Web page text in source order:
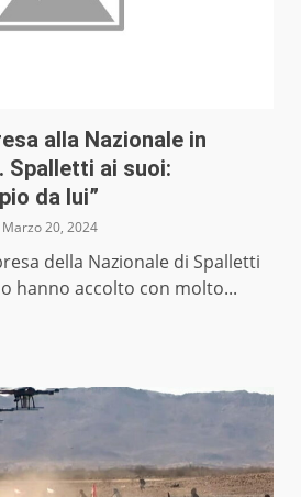
alla Nazionale in
Spalletti ai suoi:
da lui”
Marzo 20, 2024
della Nazionale di Spalletti
hanno accolto con molto...